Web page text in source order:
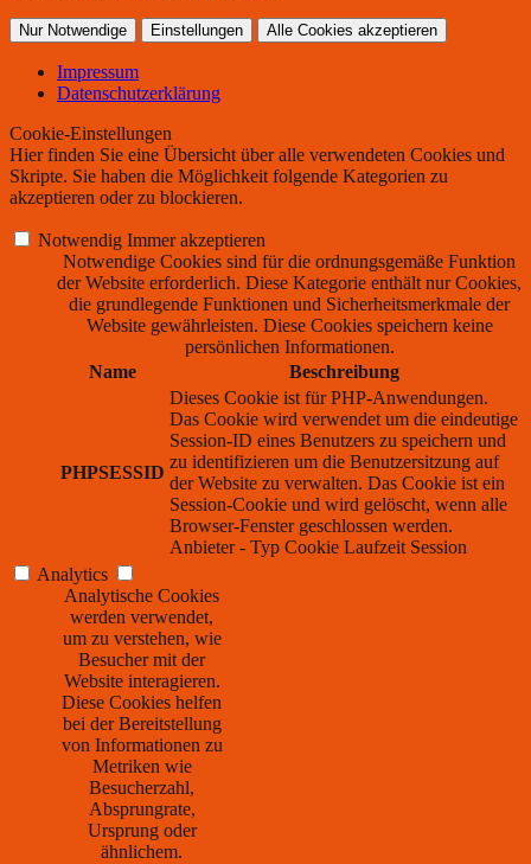
Nur Notwendige Einstellungen Alle Cookies akzeptieren
Impressum
Datenschutzerklärung
Cookie-Einstellungen
Hier finden Sie eine Übersicht über alle verwendeten Cookies und
Skripte. Sie haben die Möglichkeit folgende Kategorien zu
akzeptieren oder zu blockieren.
Notwendig Immer akzeptieren
Notwendige Cookies sind für die ordnungsgemäße Funktion
der Website erforderlich. Diese Kategorie enthält nur Cookies,
die grundlegende Funktionen und Sicherheitsmerkmale der
Website gewährleisten. Diese Cookies speichern keine
persönlichen Informationen.
Name
Beschreibung
PHPSESSID
Dieses Cookie ist für PHP-Anwendungen.
Das Cookie wird verwendet um die eindeutige
Session-ID eines Benutzers zu speichern und
zu identifizieren um die Benutzersitzung auf
der Website zu verwalten. Das Cookie ist ein
Session-Cookie und wird gelöscht, wenn alle
Browser-Fenster geschlossen werden.
Anbieter - Typ Cookie Laufzeit Session
Analytics
Analytische Cookies
werden verwendet,
um zu verstehen, wie
Besucher mit der
Website interagieren.
Diese Cookies helfen
bei der Bereitstellung
von Informationen zu
Metriken wie
Besucherzahl,
Absprungrate,
Ursprung oder
ähnlichem.